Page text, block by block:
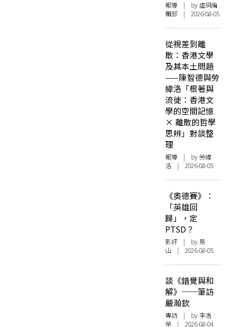
報導 | by 虛詞編
輯部 | 2026-08-05
從視差到離
散：香港文學
及其本土問題
——陳智德與勞
緯洛「根著與
流徙：香港文
學的空間記憶
× 離散的哲學
思辨」對談整
理
報導 | by 勞緯
洛 | 2026-08-05
《奧德賽》：
「英雄回
歸」，定
PTSD？
影評 | by 易
山 | 2026-08-05
談《錯覺與和
解》──筆訪
嚴瀚欽
專訪 | by 李浩
榮 | 2026-08-04